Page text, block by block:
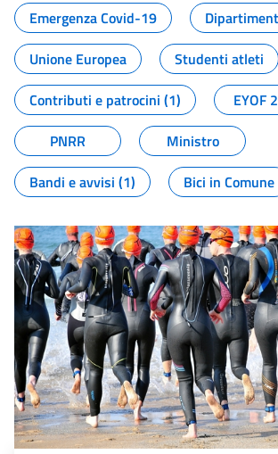
Emergenza Covid-19
Unione Europea
Studenti atleti
Contributi e patrocini (1)
EYOF
PNRR
Ministro
Bandi e avvisi (1)
Bici in Comune